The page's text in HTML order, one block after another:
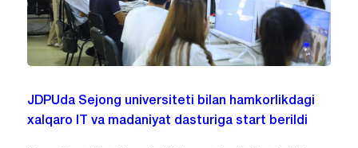
JDPUda Sejong universiteti bilan hamkorlikdagi
xalqaro IT va madaniyat dasturiga start berildi